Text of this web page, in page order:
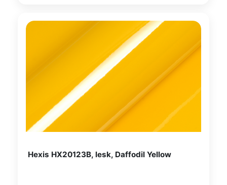
Hexis HX20123B, lesk, Daffodil Yellow